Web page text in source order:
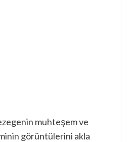
muhteşem ve
görüntülerini akla